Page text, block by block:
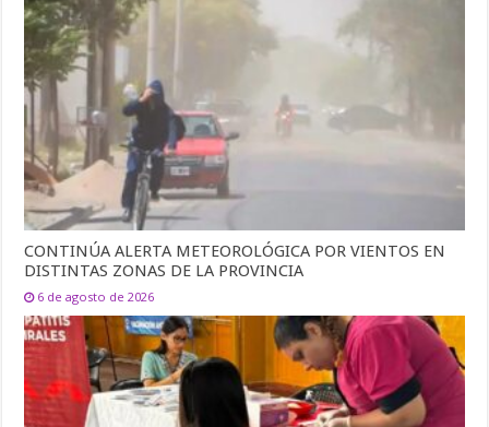
CONTINÚA ALERTA METEOROLÓGICA POR VIENTOS EN
DISTINTAS ZONAS DE LA PROVINCIA
6 de agosto de 2026